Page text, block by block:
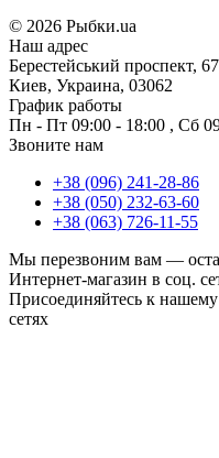
© 2026 Рыбки.ua
Наш адрес
Берестейський проспект,
Киев, Украина, 03062
График работы
Пн - Пт 09:00 - 18:00 , Сб
Звоните нам
+38 (096) 241-28-86
+38 (050) 232-63-60
+38 (063) 726-11-55
Мы перезвоним вам —
Интернет-магазин в соц.
Присоединяйтесь к
сетях